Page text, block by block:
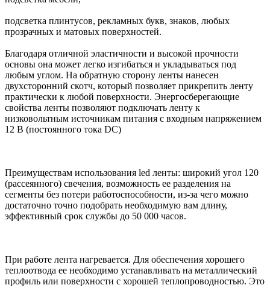
подсветка плинтусов, рекламных букв, знаков, любых
прозрачных и матовых поверхностей.
Благодаря отличной эластичности и высокой прочности
основы она может легко изгибаться и укладываться под
любым углом. На обратную сторону ленты нанесен
двухсторонний скотч, который позволяет прикрепить ленту
практически к любой поверхности. Энергосберегающие
свойства ленты позволяют подключать ленту к
низковольтным источникам питания с входным напряжением
12 В (постоянного тока DC)
Преимуществам использования led ленты: широкий угол 120
(рассеянного) свечения, возможность ее разделения на
сегменты без потери работоспособности, из-за чего можно
достаточно точно подобрать необходимую вам длину,
эффективный срок службы до 50 000 часов.
При работе лента нагревается. Для обеспечения хорошего
теплоотвода ее необходимо устанавливать на металлический
профиль или поверхности с хорошей теплопроводностью. Это